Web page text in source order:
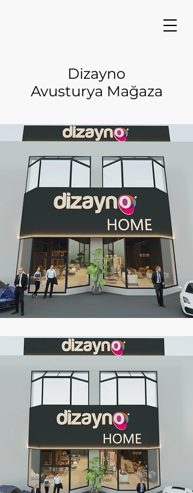
Dizayno
Avusturya Mağaza